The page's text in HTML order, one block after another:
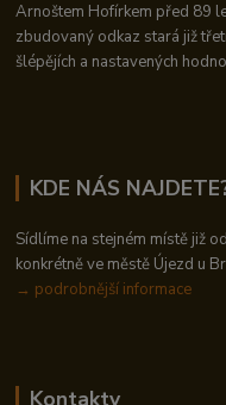
Arnoštem Hofírkem před 89
zbudovaný odkaz stará již
šlépějích a nastavených
KDE NÁS
Sídlíme na stejném místě již
konkrétně ve městě Újezd u
→ podrobnější informace